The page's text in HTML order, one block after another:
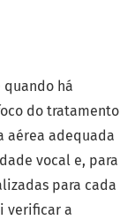
quando há
do tratamento
aérea adequada
vocal e, para
para cada
verificar a